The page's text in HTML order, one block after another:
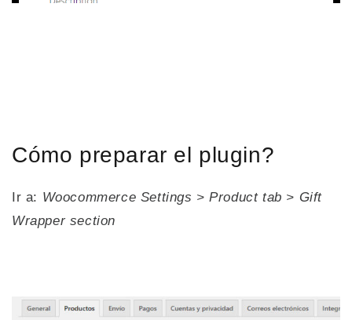
Cómo preparar el plugin?
Ir a: Woocommerce Settings > Product tab > Gift
Wrapper section